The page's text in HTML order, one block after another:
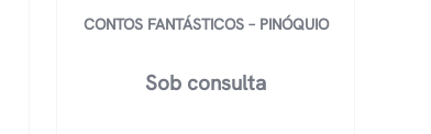
CONTOS FANTÁSTICOS – PINÓQUIO
Sob consulta